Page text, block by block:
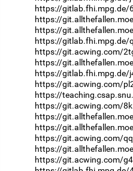
https://
https://
https://
https://
https://git.acwing.com/
https://
https://
https://git.acwing.com/
https://
https://git.acwing.com/
https://
https://
https://git.acwing.com/
https://
https://git.acwing.com/